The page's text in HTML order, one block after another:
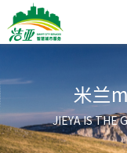
米兰
JIEYA IS THE